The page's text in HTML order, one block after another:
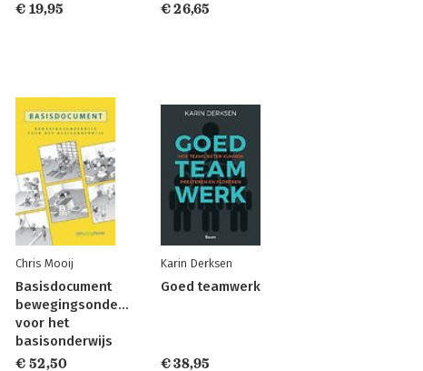
€ 19,95
€ 26,65
Chris Mooij
Basisdocument
bewegingsonderwijs
voor het
basisonderwijs
€ 52,50
Karin Derksen
Goed teamwerk
€ 38,95